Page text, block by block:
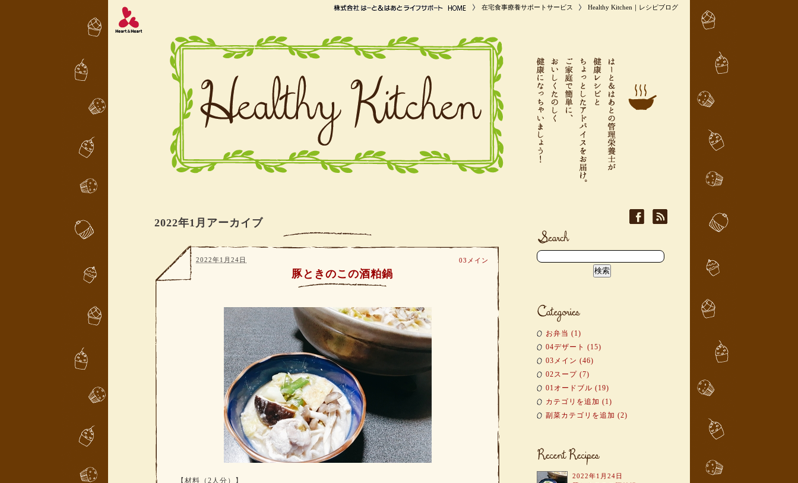
在宅食事療養サポートサービス Healthy Kitchen｜レシピブログ
2022年1月アーカイブ
豚ときのこの酒粕鍋
2022年1月24日 03メイン
【材料（2人分）】
お弁当 (1)
04デザート (15)
03メイン (46)
02スープ (7)
01オードブル (19)
カテゴリを追加 (1)
副菜カテゴリを追加 (2)
2022年1月24日